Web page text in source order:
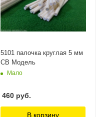
5101 палочка круглая 5 мм
СВ Модель
Мало
460 руб.
В корзину